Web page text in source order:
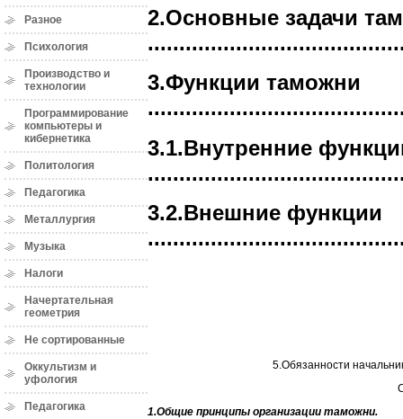
Разное
Психология
Производство и
технологии
Программирование
компьютеры и
кибернетика
Политология
Педагогика
Металлургия
Музыка
Налоги
Начертательная
геометрия
Не сортированные
Оккультизм и
уфология
Педагогика
2.Основные задачи
3.Функции таможни
3.1.Внутренние
3.2.Внешние функции
5.Обязанности
1.Общие принципы организации таможни.